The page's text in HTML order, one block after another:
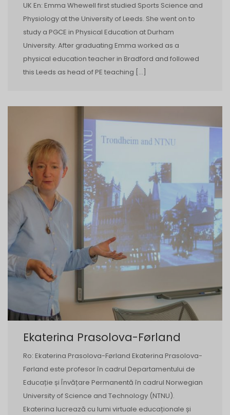
UK En: Emma Whewell first studied Sports Science and
Physiology at the University of Leeds. She went on to
study a PGCE in Physical Education at Durham
University. After graduating Emma worked as a
physical education teacher in Bradford and followed
this Leeds as head of PE teaching […]
Ekaterina Prasolova-Førland
Ro: Ekaterina Prasolova-Førland Ekaterina Prasolova-
Førland este profesor în cadrul Departamentului de
Educație și Învățare Permanentă în cadrul Norwegian
University of Science and Technology (NTNU).
Ekaterina lucrează cu lumi virtuale educaționale și